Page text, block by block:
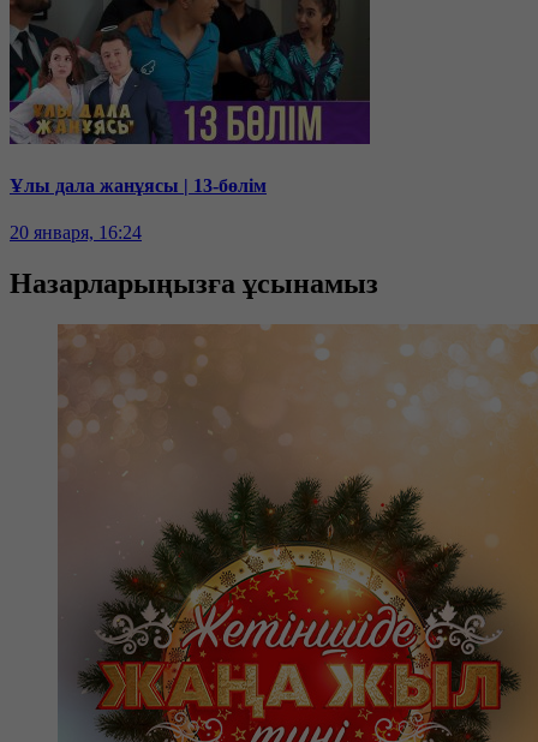
Ұлы дала жанұясы | 13-бөлім
20 января, 16:24
Назарларыңызға ұсынамыз